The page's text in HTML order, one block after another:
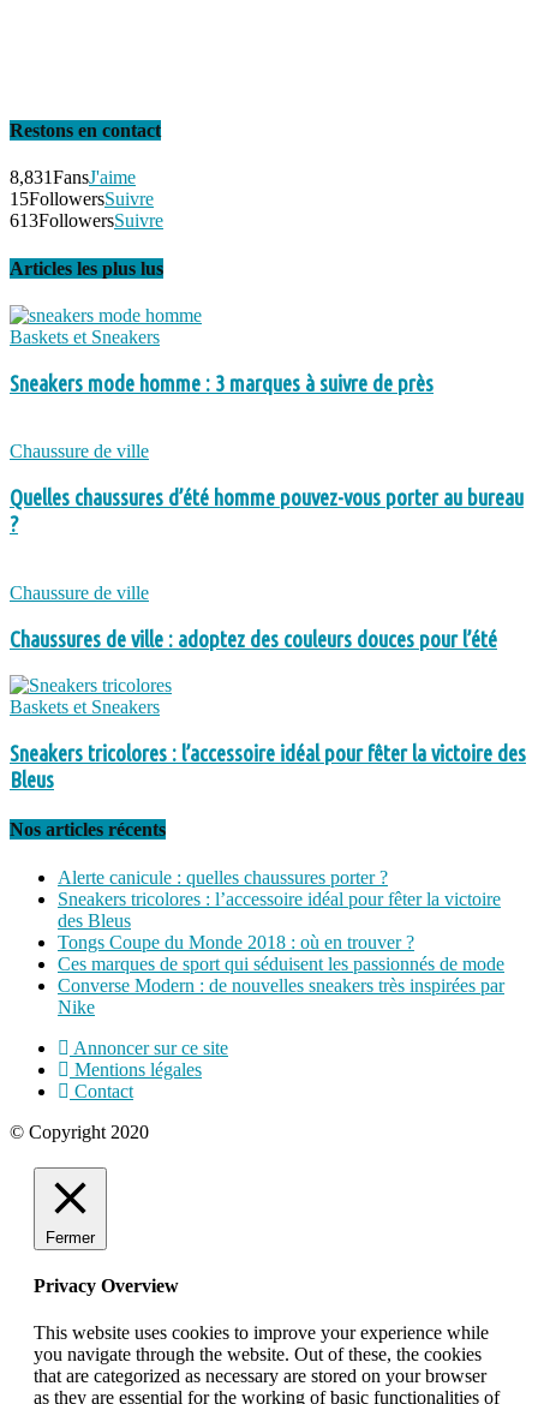
Restons en contact
8,831FansJ'aime
15FollowersSuivre
613FollowersSuivre
Articles les plus lus
Baskets et Sneakers
Sneakers mode homme : 3 marques à suivre de près
Chaussure de ville
Quelles chaussures d’été homme pouvez-vous porter au bureau
?
Chaussure de ville
Chaussures de ville : adoptez des couleurs douces pour l’été
Baskets et Sneakers
Sneakers tricolores : l’accessoire idéal pour fêter la victoire des
Bleus
Nos articles récents
Alerte canicule : quelles chaussures porter ?
Sneakers tricolores : l’accessoire idéal pour fêter la victoire
des Bleus
Tongs Coupe du Monde 2018 : où en trouver ?
Ces marques de sport qui séduisent les passionnés de mode
Converse Modern : de nouvelles sneakers très inspirées par
Nike
Annoncer sur ce site
Mentions légales
Contact
© Copyright 2020
Fermer
Privacy Overview
This website uses cookies to improve your experience while
you navigate through the website. Out of these, the cookies
that are categorized as necessary are stored on your browser
as they are essential for the working of basic functionalities of